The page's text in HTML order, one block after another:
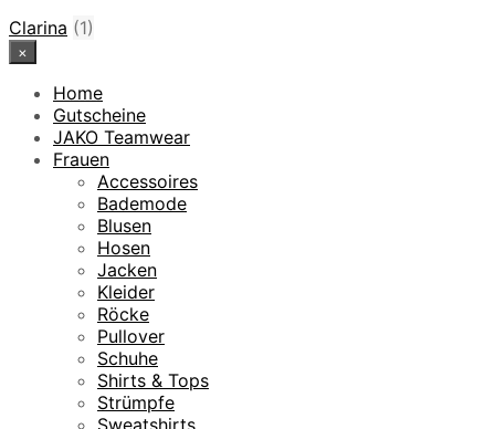
Clarina (1)
×
Home
Gutscheine
JAKO Teamwear
Frauen
Accessoires
Bademode
Blusen
Hosen
Jacken
Kleider
Röcke
Pullover
Schuhe
Shirts & Tops
Strümpfe